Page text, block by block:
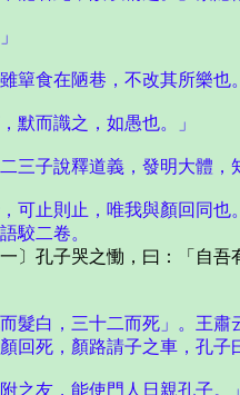
簞食在陋巷，不改其所樂也
默而識之，如愚也。」
三子說釋道義，發明大體，
可止則止，唯我與顏回同
駮二卷。
孔子哭之慟，曰：「自吾
髮白，三十二而死」。王
回死，顏路請子之車，孔
之友，能使門人日親孔子。」